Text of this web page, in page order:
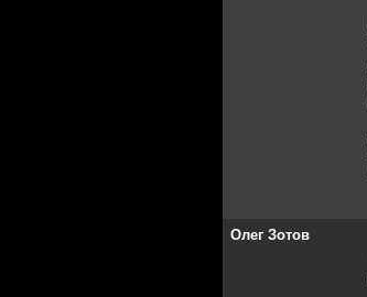
Олег Зотов